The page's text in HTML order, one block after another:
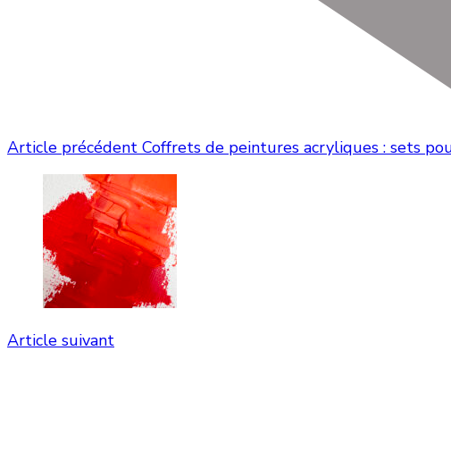
Article précédent Coffrets de peintures acryliques : sets
Article suivant